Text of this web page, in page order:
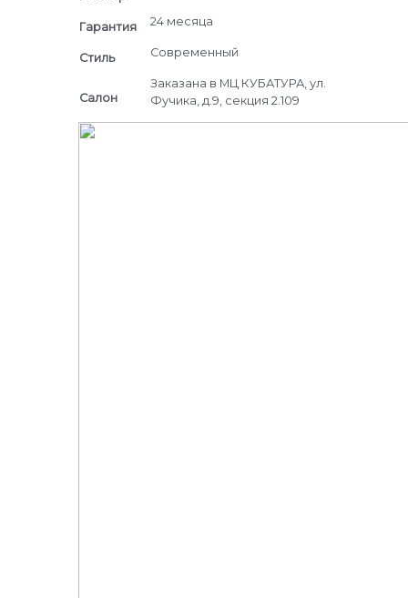
Гарантия 24 месяца
Стиль Современный
Салон
Заказана в МЦ КУБАТУРА, ул.
Фучика, д.9, секция 2.109